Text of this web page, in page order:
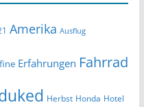
Amerika Ausflug
Erfahrungen Fahrrad
Herbst Honda Hotel